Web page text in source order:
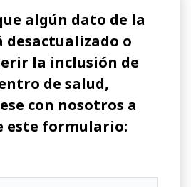
algún dato de la
desactualizado o
la inclusión de
de salud,
con nosotros a
este formulario: